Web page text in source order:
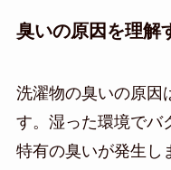
臭いの原因を理解
洗濯物の臭いの原因
す。湿った環境でバ
特有の臭いが発生し